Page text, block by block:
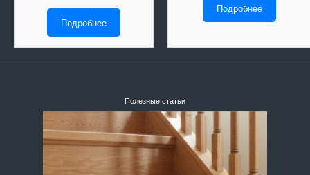
Подробнее
Подробнее
Полезные статьи